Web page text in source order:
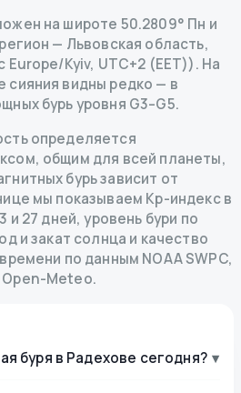
на широте 50.2809° Пн и
— Львовская область,
Europe/Kyiv, UTC+2 (EET)). На
видны редко — в
бурь уровня G3–G5.
определяется
общим для всей планеты,
бурь зависит от
мы показываем Kp-индекс в
и 27 дней, уровень бури по
и закат солнца и качество
по данным NOAA SWPC,
Meteo.
буря в Радехове сегодня? ▾